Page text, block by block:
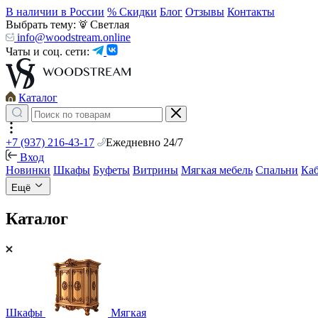
В наличии в России % Скидки Блог Отзывы Контакты
Выбрать тему:
Светлая
info@woodstream.online
Чаты и соц. сети:
Каталог
+7 (937) 216-43-17
Ежедневно 24/7
Вход
Новинки Шкафы Буфеты Витрины Мягкая мебель Спальни
Ещё
Каталог
Шкафы Мягкая